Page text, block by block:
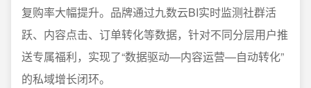
复购率大幅提升。品牌通过九数云BI实时监测社群活
跃、内容点击、订单转化等数据，针对不同分层用户推
送专属福利，实现了“数据驱动—内容运营—自动转化”
的私域增长闭环。